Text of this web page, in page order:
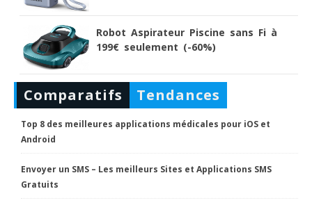
Robot Aspirateur Piscine sans Fi à
199€ seulement (-60%)
Comparatifs Tendances
Top 8 des meilleures applications médicales pour iOS et
Android
Envoyer un SMS – Les meilleurs Sites et Applications SMS
Gratuits